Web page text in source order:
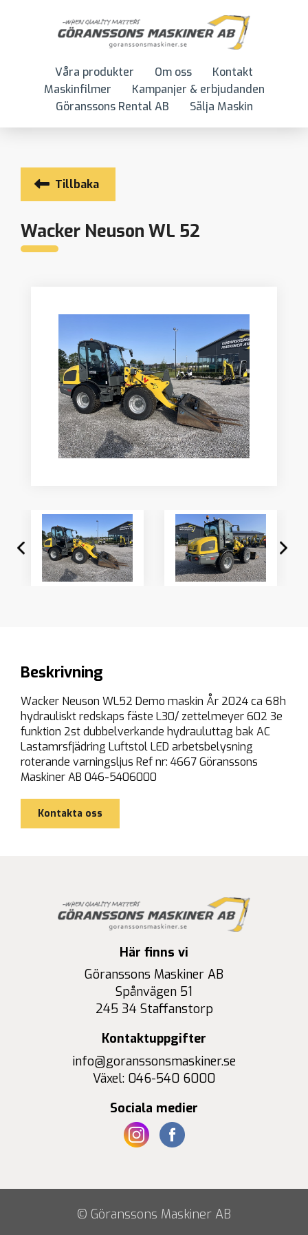
Våra produkter Om oss
Kontakt
Maskinfilmer
Kampanjer & erbjudanden
Göranssons Rental AB
Sälja Maskin
Tillbaka
Wacker Neuson WL 52
Beskrivning
Wacker Neuson WL52 Demo maskin År 2024 ca 68h
hydrauliskt redskaps fäste L30/ zettelmeyer 602 3e
funktion 2st dubbelverkande hydrauluttag bak AC
Lastamrsfjädring Luftstol LED arbetsbelysning
roterande varningsljus Ref nr: 4667 Göranssons
Maskiner AB 046-5406000
Kontakta oss
Här finns vi
Göranssons Maskiner AB
Spånvägen 51
245 34 Staffanstorp
Kontaktuppgifter
info@goranssonsmaskiner.se
Växel: 046-540 6000
Sociala medier
© Göranssons Maskiner AB